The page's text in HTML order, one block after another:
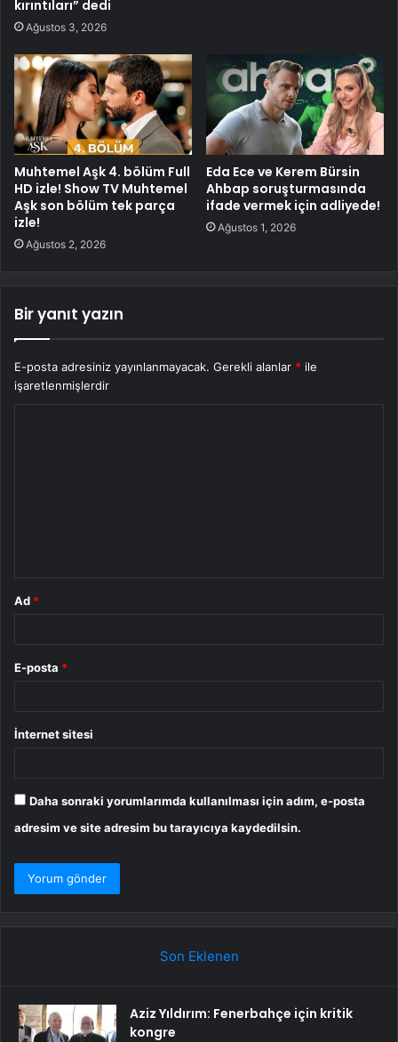
kırıntıları” dedi
Ağustos 3, 2026
Muhtemel Aşk 4. bölüm Full
HD izle! Show TV Muhtemel
Aşk son bölüm tek parça
izle!
Ağustos 2, 2026
Eda Ece ve Kerem Bürsin
Ahbap soruşturmasında
ifade vermek için adliyede!
Ağustos 1, 2026
Bir yanıt yazın
E-posta adresiniz yayınlanmayacak. Gerekli alanlar * ile
işaretlenmişlerdir
Ad *
E-posta *
İnternet sitesi
Daha sonraki yorumlarımda kullanılması için adım, e-posta
adresim ve site adresim bu tarayıcıya kaydedilsin.
Son Eklenen
Aziz Yıldırım: Fenerbahçe için kritik
kongre